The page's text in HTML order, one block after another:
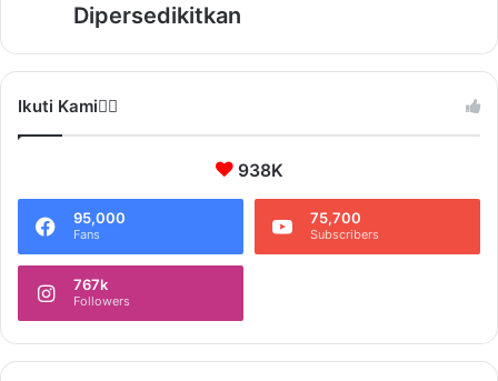
Dipersedikitkan
Ikuti Kami❤️‍🔥
938K
95,000
Fans
75,700
Subscribers
767k
Followers